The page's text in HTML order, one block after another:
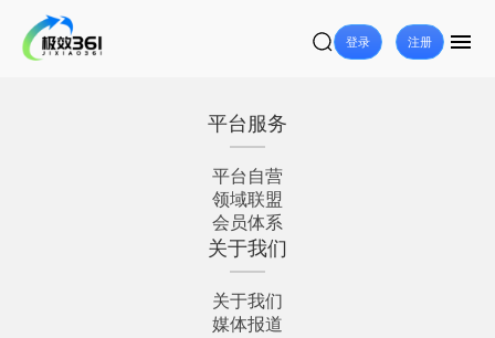
登录 注册
平台服务
平台自营
领域联盟
会员体系
关于我们
关于我们
媒体报道